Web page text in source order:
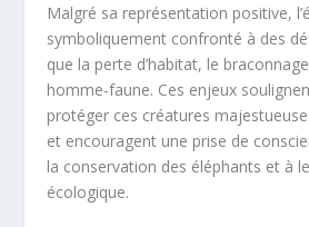
Malgré sa représentation positive,
symboliquement confronté à des
que la perte d’habitat, le
homme-faune. Ces enjeux
protéger ces créatures
et encouragent une prise de
la conservation des éléphants et à
écologique.